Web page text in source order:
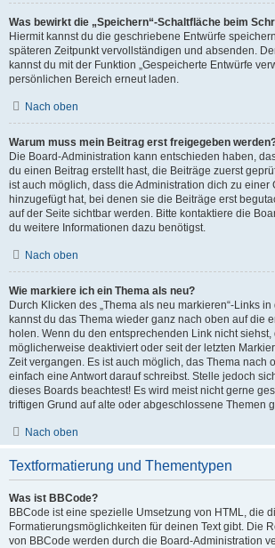
Was bewirkt die „Speichern“-Schaltfläche beim
Hiermit kannst du die geschriebene Entwürfe
späteren Zeitpunkt vervollständigen und absenden.
kannst du mit der Funktion „Gespeicherte Entwürfe
persönlichen Bereich erneut laden.
Nach oben
Warum muss mein Beitrag erst freigegeben
Die Board-Administration kann entschieden haben,
du einen Beitrag erstellt hast, die Beiträge zuerst
ist auch möglich, dass die Administration dich zu einer
hinzugefügt hat, bei denen sie die Beiträge erst
auf der Seite sichtbar werden. Bitte kontaktiere die
du weitere Informationen dazu benötigst.
Nach oben
Wie markiere ich ein Thema als neu?
Durch Klicken des „Thema als neu markieren“-Links
kannst du das Thema wieder ganz nach oben auf die
holen. Wenn du den entsprechenden Link nicht
möglicherweise deaktiviert oder seit der letzten
Zeit vergangen. Es ist auch möglich, das Thema nach
einfach eine Antwort darauf schreibst. Stelle jedoch
dieses Boards beachtest! Es wird meist nicht gerne
triftigen Grund auf alte oder abgeschlossene Themen
Nach oben
Textformatierung und Thementypen
Was ist BBCode?
BBCode ist eine spezielle Umsetzung von HTML, die
Formatierungsmöglichkeiten für deinen Text gibt. Die
von BBCode werden durch die Board-Administration